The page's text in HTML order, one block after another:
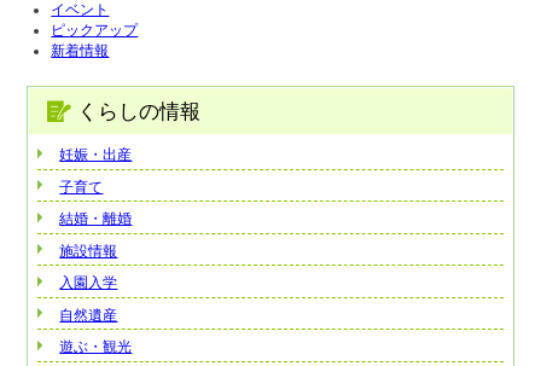
イベント
ピックアップ
新着情報
くらしの情報
妊娠・出産
子育て
結婚・離婚
施設情報
入園入学
自然遺産
遊ぶ・観光